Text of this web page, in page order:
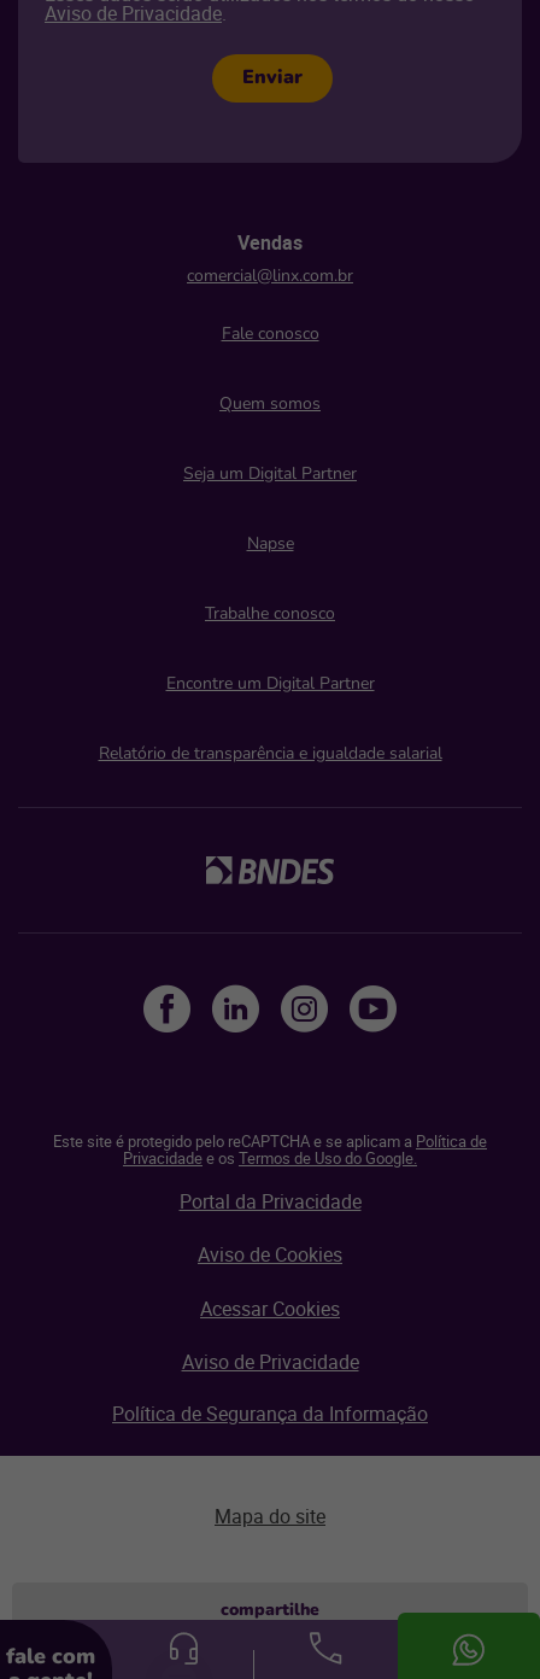
compartilhe
fale com
Aviso de Privacidade.
Enviar
Vendas
comercial@linx.com.br
Fale conosco
Quem somos
Seja um Digital Partner
Napse
Trabalhe conosco
Encontre um Digital Partner
Relatório de transparência e igualdade salarial
Este site é protegido pelo reCAPTCHA e se aplicam a Política de
Privacidadee os Termos de Uso do Google.
Portal da Privacidade
Aviso de Cookies
Acessar Cookies
Aviso de Privacidade
Política de Segurança da Informação
© Linx 2026.
Mapa do site